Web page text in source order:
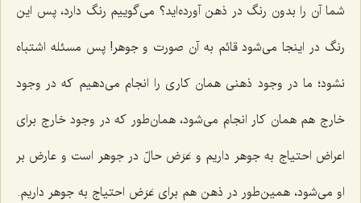
شما آن را بدون رنگ در ذهن آورده‌اید؟ می‌گوییم رنگ دارد، پس این
رنگ در اینجا مى‌شود قائم به آن صورت و جوهر! پس مسئله اشتباه
نشود؛ ما در وجود ذهنى همان کارى را انجام مى‌دهیم که در وجود
خارج هم همان کار انجام مى‌شود، همان‌طور که در وجود خارج براى
اعراض احتیاج به جوهر داریم و عَرَض حالّ در جوهر است و عارض بر
او مى‌شود، همین‌طور در ذهن هم براى عَرَض احتیاج به جوهر داریم.